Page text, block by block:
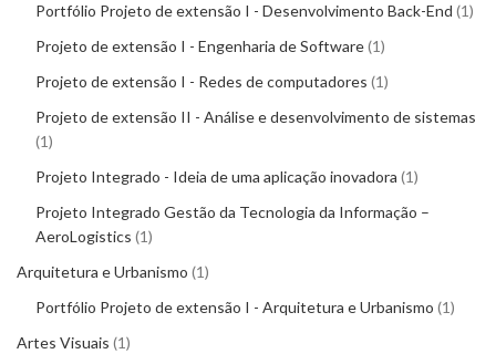
Portfólio Projeto de extensão I - Desenvolvimento Back-End 1
Projeto de extensão I - Engenharia de Software 1
Projeto de extensão I - Redes de computadores 1
Projeto de extensão II - Análise e desenvolvimento de sistemas
1
Projeto Integrado - Ideia de uma aplicação inovadora 1
Projeto Integrado Gestão da Tecnologia da Informação –
AeroLogistics 1
Arquitetura e Urbanismo 1
Portfólio Projeto de extensão I - Arquitetura e Urbanismo 1
Artes Visuais 1